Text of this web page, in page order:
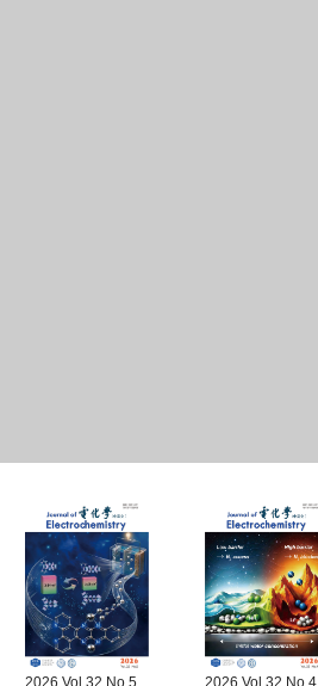
2026 Vol.32 No.5 2026 Vol.32 No.4